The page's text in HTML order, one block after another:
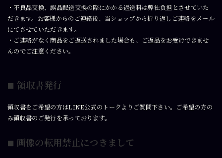
・不良品交換、誤品配送交換の際にかかる返送料は弊社負担とさせていた
だきます。お客様からのご連絡後、当ショップから折り返しご連絡をメール
にてさせていただきます。
・ご連絡がなく商品をご返送されました場合も、ご返品をお受けできませ
んのでご注意ください。
■ 領収書発行
領収書をご希望の方はLINE公式のトークよりご質問下さい。ご希望の方の
み領収書のご発行を承っております。
■ 画像の転用禁止につきまして